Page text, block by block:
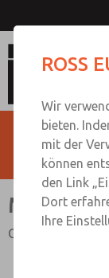
Miniatur-
G1/8 und G1/4;
ROSS
Wir
bieten.
mit der
können
den Link
Dort
Ihre